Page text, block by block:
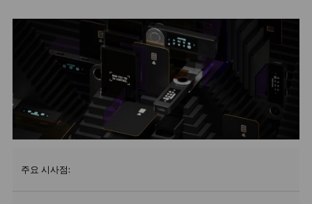
주요 시사점: